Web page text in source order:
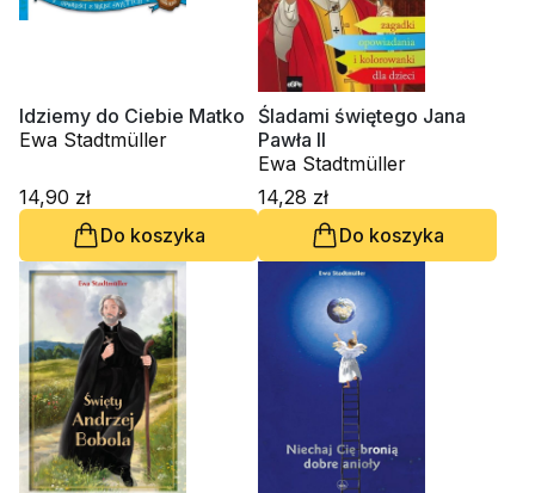
Idziemy do Ciebie Matko
Ewa Stadtmüller
14,90 zł
Do koszyka
Śladami świętego Jana
Pawła II
Ewa Stadtmüller
14,28 zł
Do koszyka